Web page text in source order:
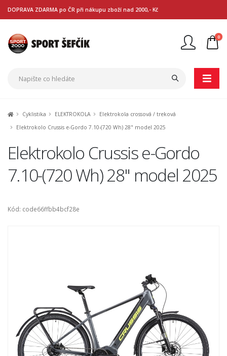
DOPRAVA ZDARMA po ČR při nákupu zboží nad 2000,- Kč
0
Cyklistika ELEKTROKOLA
Elektrokola crossová / treková
Elektrokolo Crussis e-Gordo 7.10-(720 Wh) 28" model 2025
Elektrokolo Crussis e-Gordo
7.10-(720 Wh) 28" model 2025
Kód: code66ffbb4bcf28e